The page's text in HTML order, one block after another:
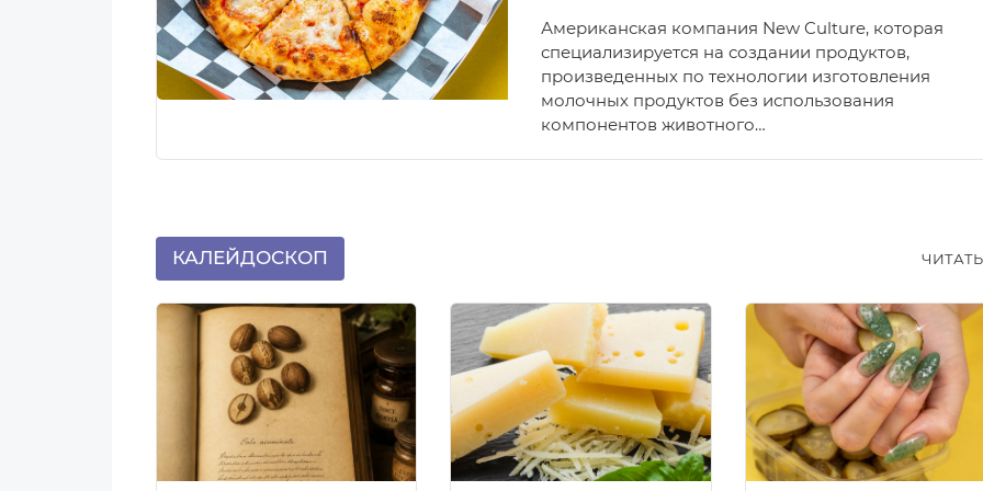
Американская компания New Culture, которая
специализируется на создании продуктов,
произведенных по технологии изготовления
молочных продуктов без использования
компонентов животного…
КАЛЕЙДОСКОП